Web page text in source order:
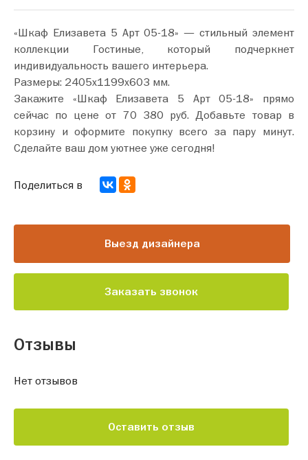
«Шкаф Елизавета 5 Арт 05-18» — стильный элемент
коллекции Гостиные, который подчеркнет
индивидуальность вашего интерьера.
Размеры: 2405х1199х603 мм.
Закажите «Шкаф Елизавета 5 Арт 05-18» прямо
сейчас по цене от 70 380 руб. Добавьте товар в
корзину и оформите покупку всего за пару минут.
Сделайте ваш дом уютнее уже сегодня!
Выезд дизайнера
Заказать звонок
Поделиться в
Отзывы
Нет отзывов
Оставить отзыв